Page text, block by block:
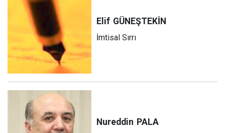
Elif GÜNEŞTEKİN
İmtisal Sırrı
Nureddin PALA